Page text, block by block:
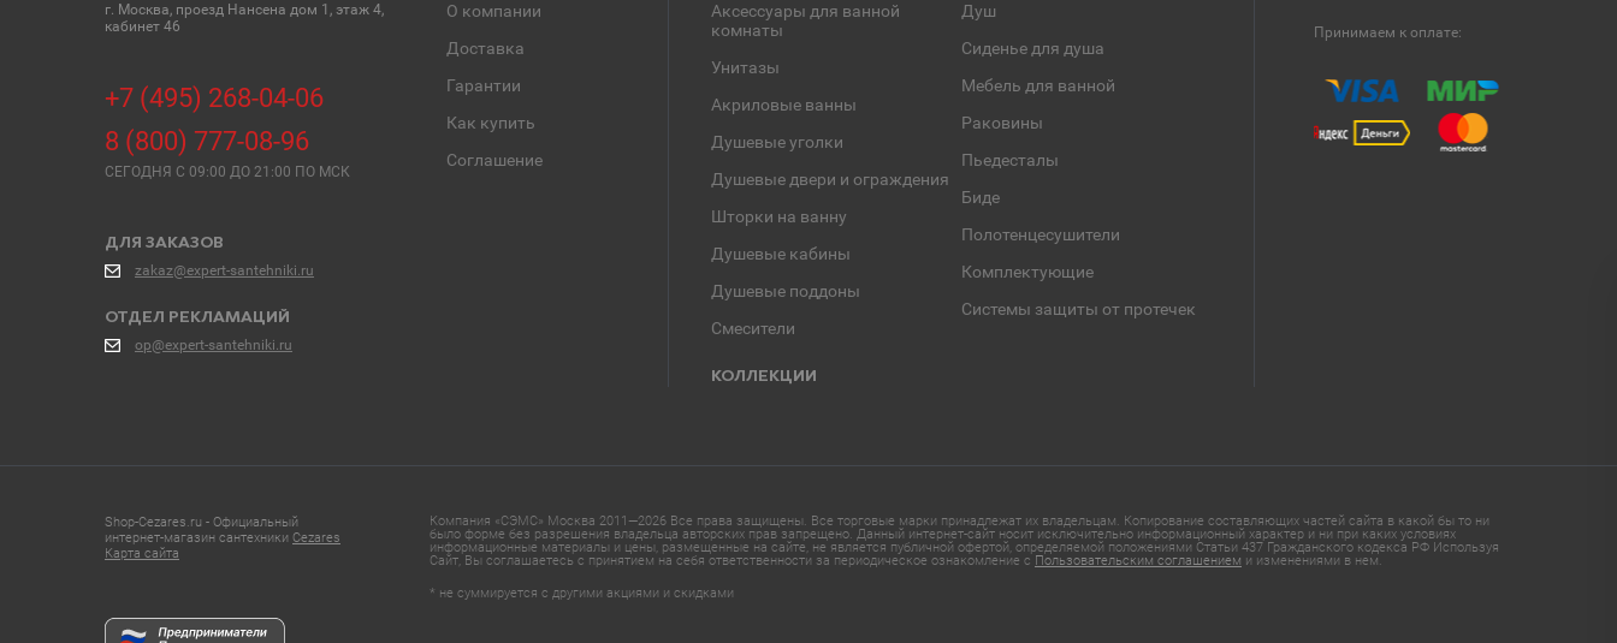
г. Москва, проезд Нансена дом 1, этаж 4,
кабинет 46
+7 (495) 268-04-06
8 (800) 777-08-96
СЕГОДНЯ C 09:00 ДО 21:00 ПО МСК
ДЛЯ ЗАКАЗОВ
zakaz@expert-santehniki.ru
ОТДЕЛ РЕКЛАМАЦИЙ
op@expert-santehniki.ru
О компании
Доставка
Гарантии
Как купить
Соглашение
Аксессуары для ванной
комнаты
Унитазы
Акриловые ванны
Душевые уголки
Душевые двери и ограждения
Шторки на ванну
Душевые кабины
Душевые поддоны
Смесители
Душ
Сиденье для душа
Мебель для ванной
Раковины
Пьедесталы
Биде
Полотенцесушители
Комплектующие
Системы защиты от протечек
КОЛЛЕКЦИИ
Принимаем к оплате:
Shop-Cezares.ru - Официальный
интернет-магазин сантехники Cezares
Карта сайта
Компания «СЭМС» Москва 2011—2026 Все права защищены. Все торговые марки принадлежат их владельцам. Копирование составляющих частей сайта в какой бы то ни
было форме без разрешения владельца авторских прав запрещено. Данный интернет-сайт носит исключительно информационный характер и ни при каких условиях
информационные материалы и цены, размещенные на сайте, не является публичной офертой, определяемой положениями Статьи 437 Гражданского кодекса РФ Используя
Сайт, Вы соглашаетесь с принятием на себя ответственности за периодическое ознакомление с Пользовательским соглашением и изменениями в нем.
* не суммируется с другими акциями и скидками